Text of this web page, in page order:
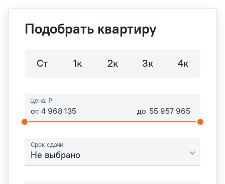
Подобрать квартиру
Ст 1к 2к 3к 4к
Цена, ₽
от до
Срок сдачи
Не выбрано